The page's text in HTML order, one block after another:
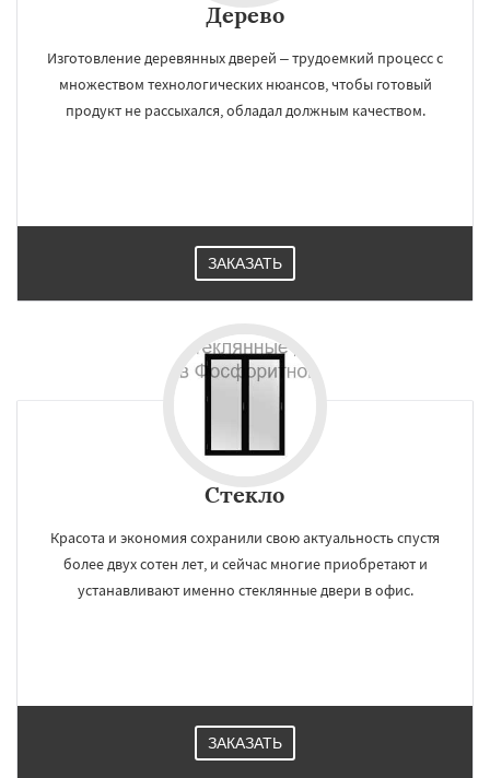
Дерево
Изготовление деревянных дверей – трудоемкий процесс с
множеством технологических нюансов, чтобы готовый
продукт не рассыхался, обладал должным качеством.
ЗАКАЗАТЬ
Стекло
Красота и экономия сохранили свою актуальность спустя
более двух сотен лет, и сейчас многие приобретают и
устанавливают именно стеклянные двери в офис.
ЗАКАЗАТЬ